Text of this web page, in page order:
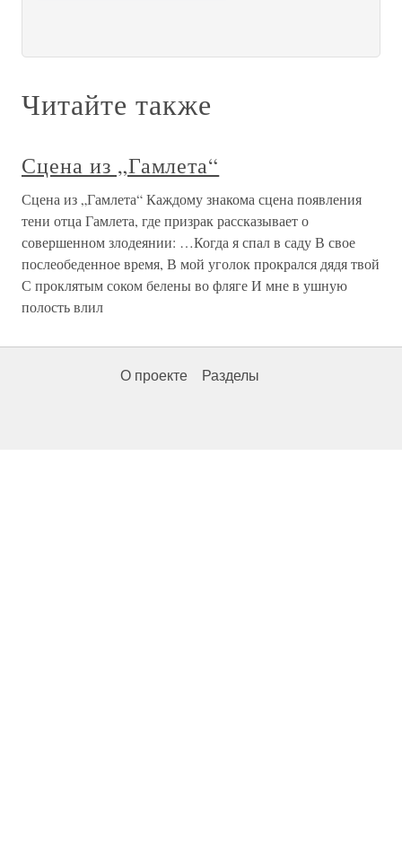
Читайте также
Сцена из „Гамлета“
Сцена из „Гамлета“ Каждому знакома сцена появления
тени отца Гамлета, где призрак рассказывает о
совершенном злодеянии: …Когда я спал в саду В свое
послеобеденное время, В мой уголок прокрался дядя твой
С проклятым соком белены во фляге И мне в ушную
полость влил
О проекте Разделы